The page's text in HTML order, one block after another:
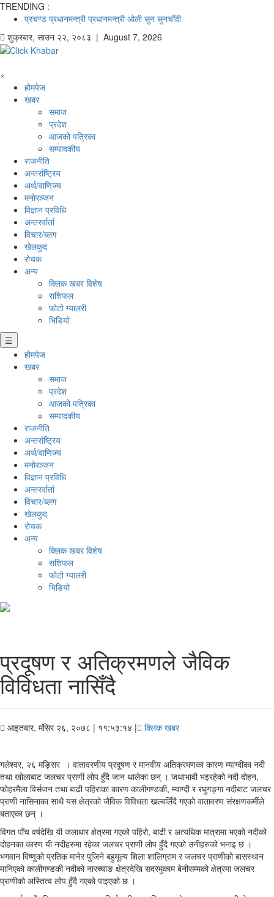
TRENDING :
प्रचण्ड प्रधानमन्त्री प्रधानमन्त्री ओली सुन सुनचाँदी
शुक्रबार, साउन २२, २०८३ | August 7, 2026
×
होमपेज
खबर
समाज
प्रदेश
आजको पत्रिका
सम्पादकीय
राजनीति
अन्तर्राष्ट्रिय
अर्थ/वाणिज्य
मनाेरञ्जन
विज्ञान प्रविधि
अन्तरर्वार्ता
विचार/ब्लग
खेलकुद
रोचक
अन्य
क्लिक खबर विशेष
राशिफल
फोटो ग्यालरी
भिडियो
☰
होमपेज
खबर
समाज
प्रदेश
आजको पत्रिका
सम्पादकीय
राजनीति
अन्तर्राष्ट्रिय
अर्थ/वाणिज्य
मनाेरञ्जन
विज्ञान प्रविधि
अन्तरर्वार्ता
विचार/ब्लग
खेलकुद
रोचक
अन्य
क्लिक खबर विशेष
राशिफल
फोटो ग्यालरी
भिडियो
प्रदूषण र अतिक्रमणले जैविक
विविधता नासिँदै
आइतबार, मंसिर २६, २०७८ | ११:५३:१४ | क्लिक खबर
गलेश्वर, २६ मङ्सिर । वातावरणीय प्रदूषण र मानवीय अतिक्रमणका कारण म्याग्दीका नदी
तथा खोलाबाट जलचर प्राणी लोप हुँदै जान थालेका छन् । जथाभावी भइरहेको नदी दोहन,
फोहरमैला विर्सजन तथा बाढी पहिराका कारण कालीगण्डकी, म्याग्दी र रघुगङ्गा नदीबाट जलचर
प्राणी नासिनाका साथै यस क्षेत्रको जैविक विविधता खल्बलिँदै गएको वातावरण संरक्षणकर्मीले
बताएका छन् ।
विगत पाँच वर्षदेखि यी जलाधार क्षेत्रमा गएको पहिरो, बाढी र अत्यधिक मात्रामा भएको नदीको
दोहनका कारण यी नदीहरुमा रहेका जलचर प्राणी लोप हुँदै गएको उनीहरुको भनाइ छ ।
भगवान विष्णुको प्रतिक मानेर पुजिने बहुमूल्य शिला शालिग्राम र जलचर प्राणीको बासस्थान
मानिएको कालीगण्डकी नदीको नारच्याङ क्षेत्रदेखि सदरमुकाम बेनीसम्मको क्षेत्रमा जलचर
प्राणीको अस्तित्व लोप हुँदै गएको पाइएको छ ।